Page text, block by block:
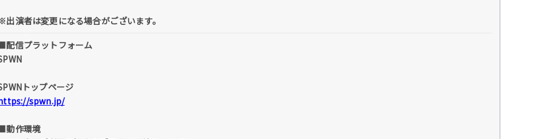
出演者は変更になる場合がございます。
配信プラットフォーム
トップページ
spwn.jp/
動作環境